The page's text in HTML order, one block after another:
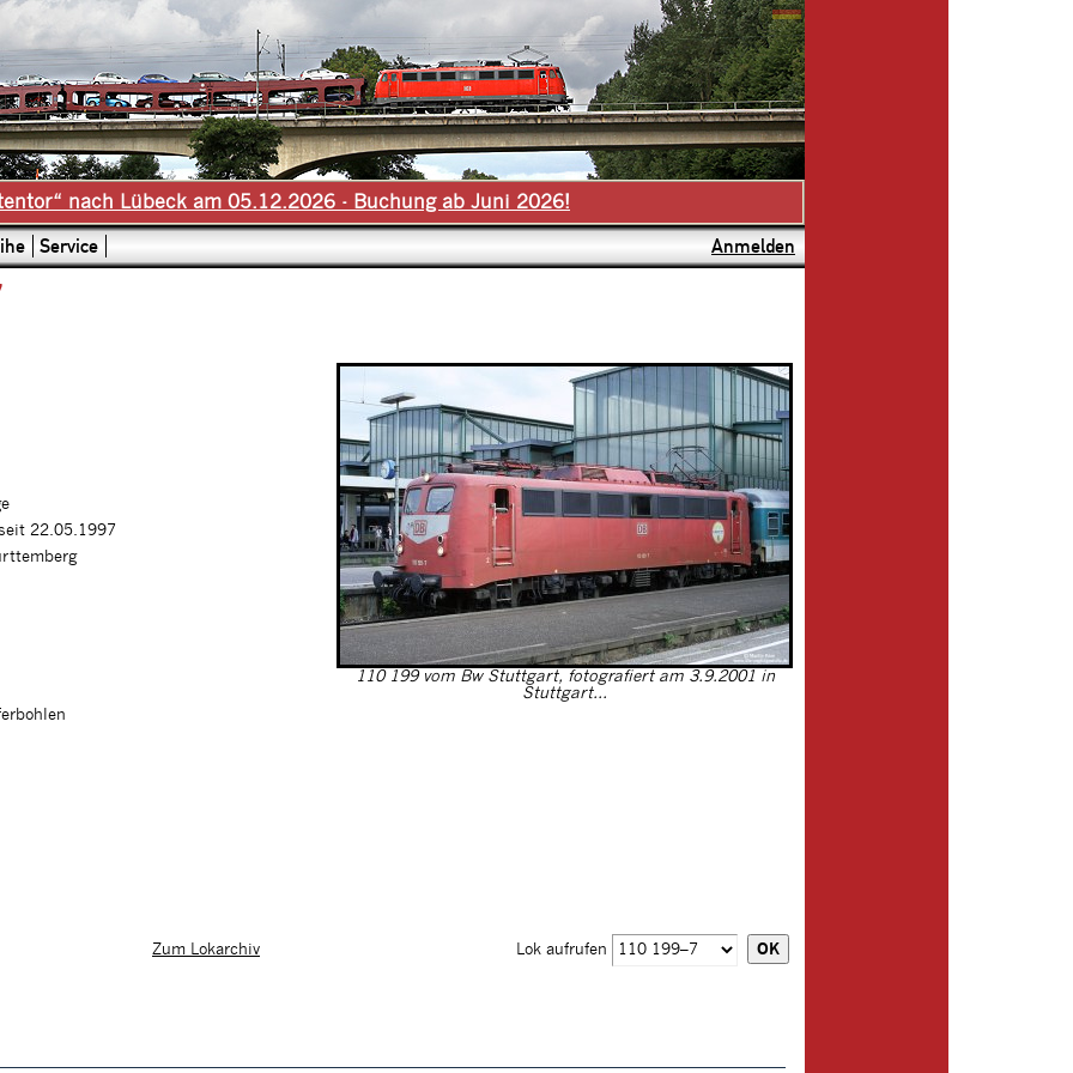
nach Lübeck am 05.12.2026 - Buchung ab Juni 2026!
Service Anmelden
110 199 vom Bw Stuttgart, fotografiert am 3.9.2001 in
Stuttgart...
22.05.1997
Zum Lokarchiv Lok aufrufen